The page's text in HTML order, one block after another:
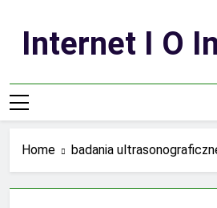
contentInternet I O
Home badania